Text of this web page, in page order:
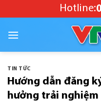
to
Hotline:
TIN TỨC
Hướng dẫn đăng
hưởng trải nghiệm